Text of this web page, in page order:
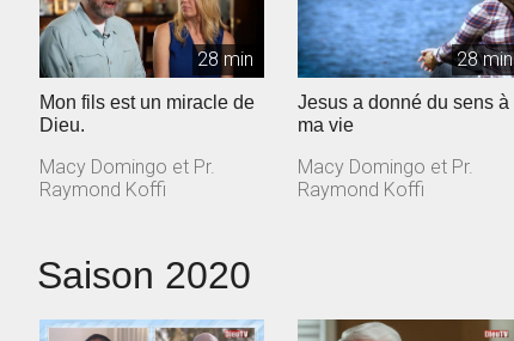
28 min
Mon fils est un miracle de
Dieu.
Macy Domingo et Pr.
Raymond Koffi
28 min
Jesus a donné du sens à
ma vie
Macy Domingo et Pr.
Raymond Koffi
Saison 2020